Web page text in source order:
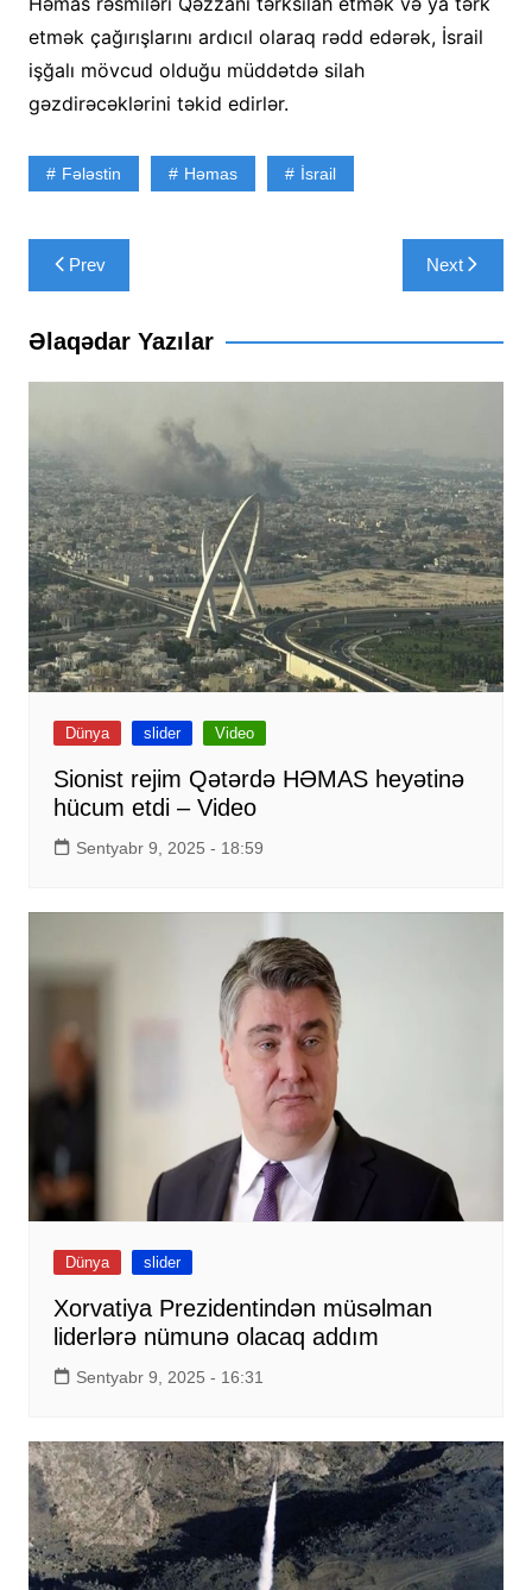
etmək çağırışlarını ardıcıl olaraq rədd edərək, İsrail
işğalı mövcud olduğu müddətdə silah
gəzdirəcəklərini təkid edirlər.
Fələstin Həmas İsrail
Yazı
naviqasiyası
Prev Next
Əlaqədar Yazılar
Dünya slider Video
Sionist rejim Qətərdə HƏMAS heyətinə
hücum etdi – Video
Sentyabr 9, 2025 - 18:59
Dünya slider
Xorvatiya Prezidentindən müsəlman
liderlərə nümunə olacaq addım
Sentyabr 9, 2025 - 16:31